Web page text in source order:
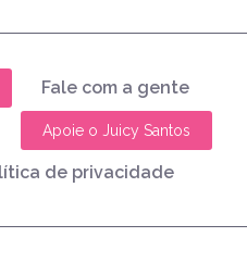
Fale com a gente
Apoie o Juicy Santos
de privacidade